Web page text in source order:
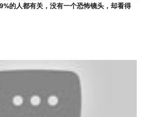
的人都有关，没有一个恐怖镜头，却看得